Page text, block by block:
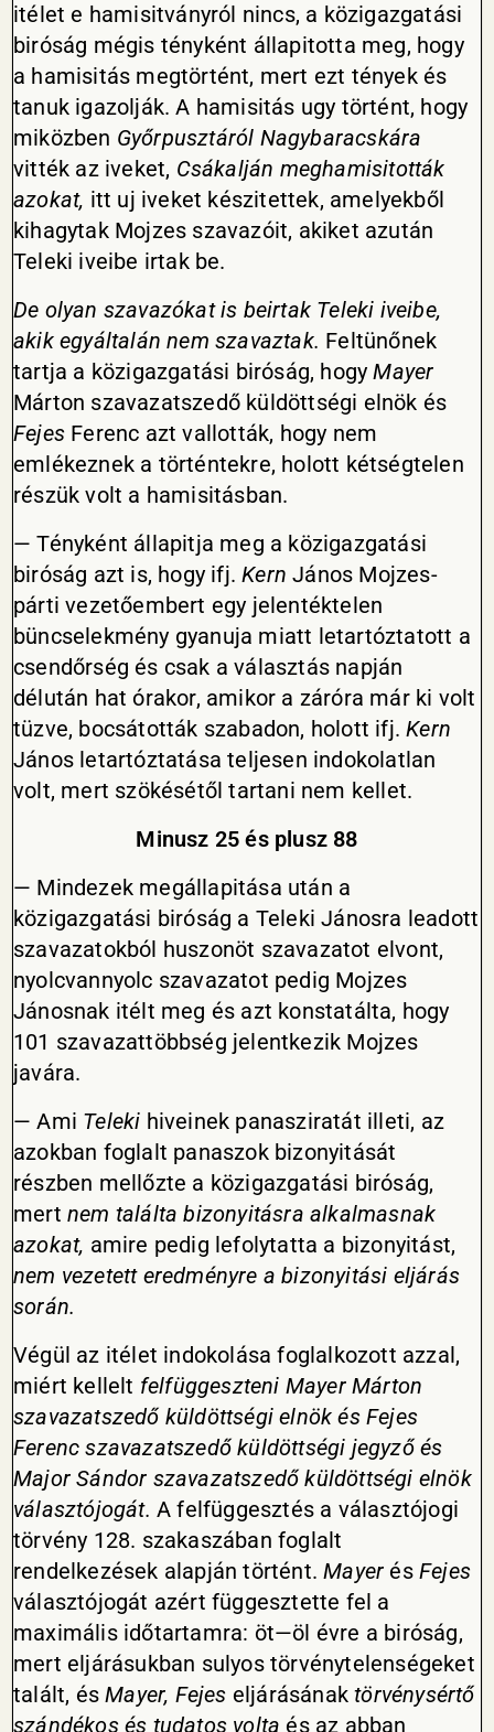
itélet e hamisitványról nincs, a közigazgatási
biróság mégis tényként állapitotta meg, hogy
a hamisitás megtörtént, mert ezt tények és
tanuk igazolják. A hamisitás ugy történt, hogy
miközben Győrpusztáról Nagybaracskára
vitték az iveket, Csákalján meghamisitották
azokat, itt uj iveket készitettek, amelyekből
kihagytak Mojzes szavazóit, akiket azután
Teleki iveibe irtak be.
De olyan szavazókat is beirtak Teleki iveibe,
akik egyáltalán nem szavaztak. Feltünőnek
tartja a közigazgatási biróság, hogyMayer
Márton szavazatszedő küldöttségi elnök és
Fejes Ferenc azt vallották, hogy nem
emlékeznek a történtekre, holott kétségtelen
részük volt a hamisitásban.
— Tényként állapitja meg a közigazgatási
biróság azt is, hogy ifj.Kern János Mojzes-
párti vezetőembert egy jelentéktelen
büncselekmény gyanuja miatt letartóztatott a
csendőrség és csak a választás napján
délután hat órakor, amikor a záróra már ki volt
tüzve, bocsátották szabadon, holott ifj.Kern
János letartóztatása teljesen indokolatlan
volt, mert szökésétől tartani nem kellet.
Minusz 25 és plusz 88
— Mindezek megállapitása után a
közigazgatási biróság a Teleki Jánosra leadott
szavazatokból huszonöt szavazatot elvont,
nyolcvannyolc szavazatot pedig Mojzes
Jánosnak itélt meg és azt konstatálta, hogy
101 szavazattöbbség jelentkezik Mojzes
javára.
— Ami Teleki hiveinek panasziratát illeti, az
azokban foglalt panaszok bizonyitását
részben mellőzte a közigazgatási biróság,
mertnem találta bizonyitásra alkalmasnak
azokat, amire pedig lefolytatta a bizonyitást,
nem vezetett eredményre a bizonyitási eljárás
során.
Végül az itélet indokolása foglalkozott azzal,
miért kellelt felfüggeszteni Mayer Márton
szavazatszedő küldöttségi elnök és Fejes
Ferenc szavazatszedő küldöttségi jegyző és
Major Sándor szavazatszedő küldöttségi elnök
választójogát. A felfüggesztés a választójogi
törvény 128. szakaszában foglalt
rendelkezések alapján történt.Mayer ésFejes
választójogát azért függesztette fel a
maximális időtartamra: öt—öl évre a biróság,
mert eljárásukban sulyos törvénytelenségeket
talált, ésMayer, Fejes eljárásánaktörvénysértő
szándékos és tudatos volta és az abban